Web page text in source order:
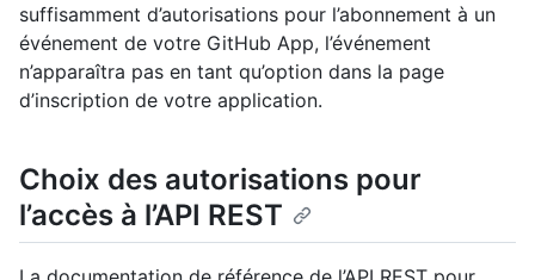
suffisamment d’autorisations pour l’abonnement à un
événement de votre GitHub App, l’événement
n’apparaîtra pas en tant qu’option dans la page
d’inscription de votre application.
Choix des autorisations pour
l’accès à l’API REST